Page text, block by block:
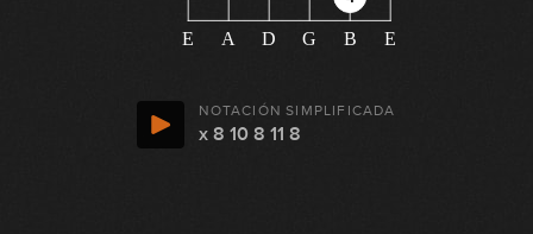
E A D G B E
NOTACIÓN SIMPLIFICADA
x 8 10 8 11 8